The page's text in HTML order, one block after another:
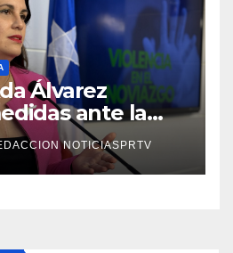
Álvarez
ante la
el noviazgo
NOTICIASPRTV